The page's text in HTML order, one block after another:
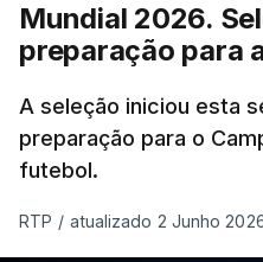
Mundial 2026.
preparação para
A seleção iniciou esta
preparação para o
futebol.
RTP / atualizado 2 Junho